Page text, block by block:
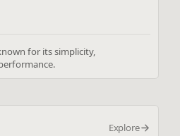
for its simplicity,
Explore